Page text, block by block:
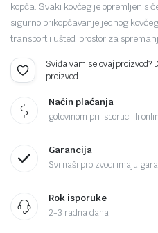
kopča. Svaki kovčeg je opremljen s
sigurno prikopčavanje jednog
transport i uštedi prostor za
Sviđa vam se ovaj
proizvod.
Način plaćanja
gotovinom pri isporuci ili
Garancija
Svi naši proizvodi imaju
Rok isporuke
2-3 radna dana